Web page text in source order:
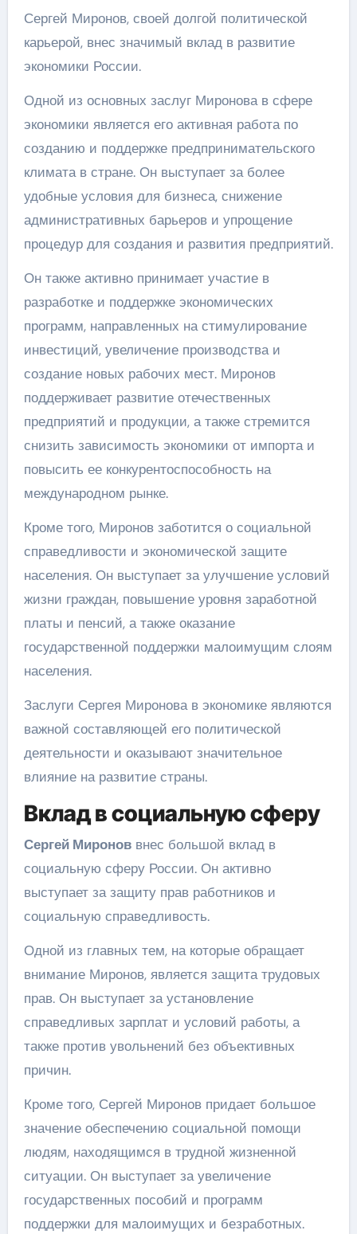
Сергей Миронов, своей долгой политической
карьерой, внес значимый вклад в развитие
экономики России.
Одной из основных заслуг Миронова в сфере
экономики является его активная работа по
созданию и поддержке предпринимательского
климата в стране. Он выступает за более
удобные условия для бизнеса, снижение
административных барьеров и упрощение
процедур для создания и развития предприятий.
Он также активно принимает участие в
разработке и поддержке экономических
программ, направленных на стимулирование
инвестиций, увеличение производства и
создание новых рабочих мест. Миронов
поддерживает развитие отечественных
предприятий и продукции, а также стремится
снизить зависимость экономики от импорта и
повысить ее конкурентоспособность на
международном рынке.
Кроме того, Миронов заботится о социальной
справедливости и экономической защите
населения. Он выступает за улучшение условий
жизни граждан, повышение уровня заработной
платы и пенсий, а также оказание
государственной поддержки малоимущим слоям
населения.
Заслуги Сергея Миронова в экономике являются
важной составляющей его политической
деятельности и оказывают значительное
влияние на развитие страны.
Вклад в социальную сферу
Сергей Мироноввнес большой вклад в
социальную сферу России. Он активно
выступает за защиту прав работников и
социальную справедливость.
Одной из главных тем, на которые обращает
внимание Миронов, является защита трудовых
прав. Он выступает за установление
справедливых зарплат и условий работы, а
также против увольнений без объективных
причин.
Кроме того, Сергей Миронов придает большое
значение обеспечению социальной помощи
людям, находящимся в трудной жизненной
ситуации. Он выступает за увеличение
государственных пособий и программ
поддержки для малоимущих и безработных.